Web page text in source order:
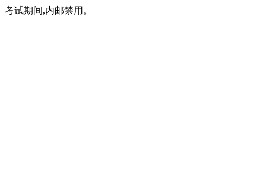
考试期间,内邮禁用。